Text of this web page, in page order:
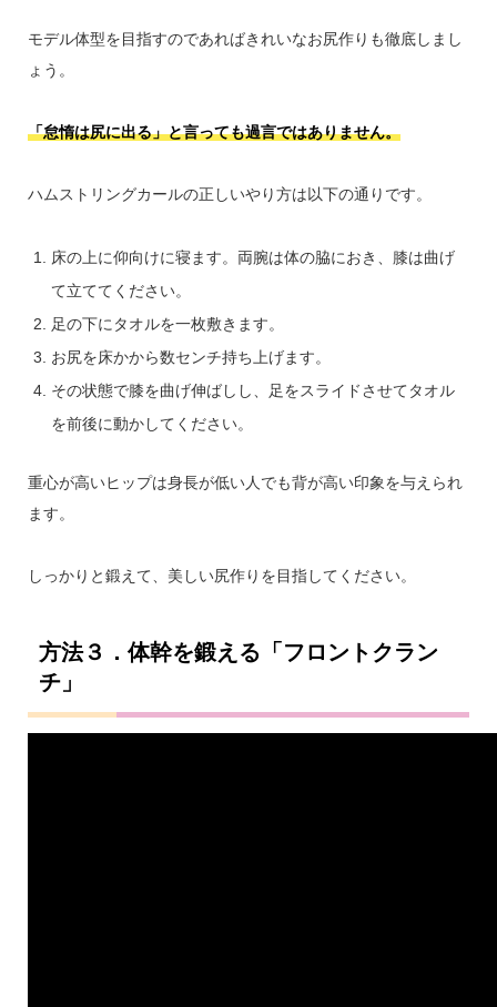
モデル体型を目指すのであればきれいなお尻作りも徹底しまし
ょう。
「怠惰は尻に出る」と言っても過言ではありません。
ハムストリングカールの正しいやり方は以下の通りです。
床の上に仰向けに寝ます。両腕は体の脇におき、膝は曲げ
て立ててください。
足の下にタオルを一枚敷きます。
お尻を床かから数センチ持ち上げます。
その状態で膝を曲げ伸ばしし、足をスライドさせてタオル
を前後に動かしてください。
重心が高いヒップは身長が低い人でも背が高い印象を与えられ
ます。
しっかりと鍛えて、美しい尻作りを目指してください。
方法３．体幹を鍛える「フロントクラン
チ」